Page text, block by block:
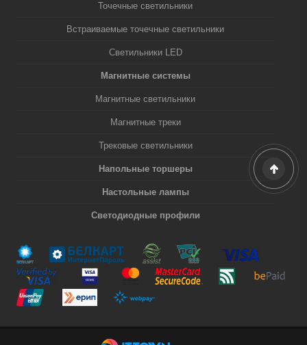
Точечные светильники
Встраиваемые точечные светильники
Светильники LED
Магнитные системы
Магнитные светильники
Магнитные треки
Трековые светильники
Напольные торшеры
Настольные лампы
Светодиодные профили